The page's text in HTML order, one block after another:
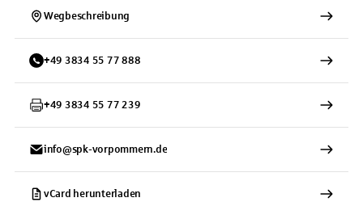
Wegbeschreibung
+49 3834 55 77 888
+49 3834 55 77 239
info@spk-vorpommern.de
vCard herunterladen